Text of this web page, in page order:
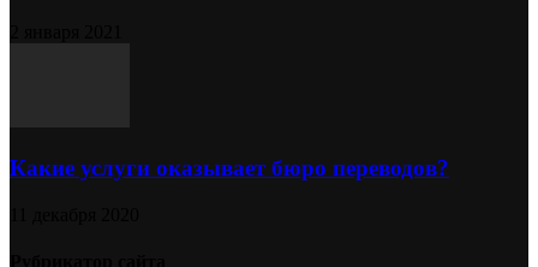
Какие услуги оказывает бюро переводов?